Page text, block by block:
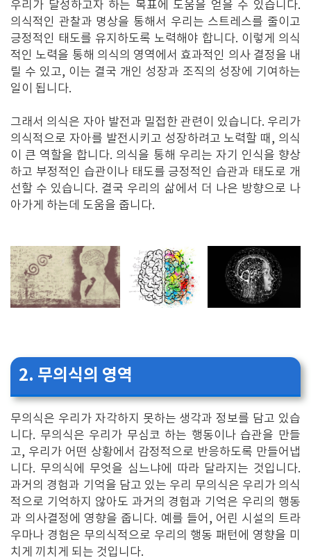
우리가 달성하고자 하는 목표에 도움을 얻을 수 있습니다.
의식적인 관찰과 명상을 통해서 우리는 스트레스를 줄이고
긍정적인 태도를 유지하도록 노력해야 합니다. 이렇게 의식
적인 노력을 통해 의식의 영역에서 효과적인 의사 결정을 내
릴 수 있고, 이는 결국 개인 성장과 조직의 성장에 기여하는
일이 됩니다.
그래서 의식은 자아 발전과 밀접한 관련이 있습니다. 우리가
의식적으로 자아를 발전시키고 성장하려고 노력할 때, 의식
이 큰 역할을 합니다. 의식을 통해 우리는 자기 인식을 향상
하고 부정적인 습관이나 태도를 긍정적인 습관과 태도로 개
선할 수 있습니다. 결국 우리의 삶에서 더 나은 방향으로 나
아가게 하는데 도움을 줍니다.
2. 무의식의 영역
무의식은 우리가 자각하지 못하는 생각과 정보를 담고 있습
니다. 무의식은 우리가 무심코 하는 행동이나 습관을 만들
고, 우리가 어떤 상황에서 감정적으로 반응하도록 만들어냅
니다. 무의식에 무엇을 심느냐에 따라 달라지는 것입니다.
과거의 경험과 기억을 담고 있는 우리 무의식은 우리가 의식
적으로 기억하지 않아도 과거의 경험과 기억은 우리의 행동
과 의사결정에 영향을 줍니다. 예를 들어, 어린 시설의 트라
우마나 경험은 무의식적으로 우리의 행동 패턴에 영향을 미
치게 끼치게 되는 것입니다.